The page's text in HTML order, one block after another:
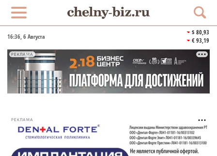
16:36, 6 Августа
$ 80,93
€ 93,19
РЕКЛАМА
РЕКЛАМА